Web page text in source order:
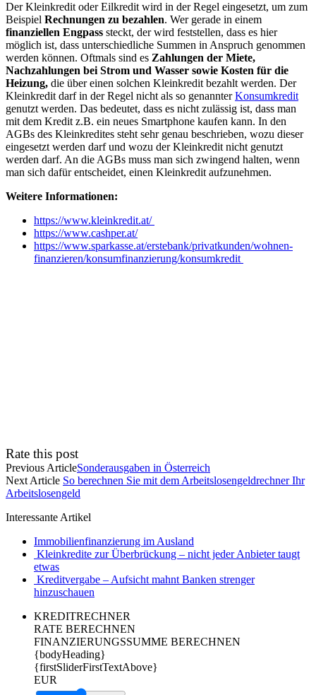
Der Kleinkredit oder Eilkredit wird in der Regel eingesetzt, um zum
Beispiel Rechnungen zu bezahlen. Wer gerade in einem
finanziellen Engpass steckt, der wird feststellen, dass es hier
möglich ist, dass unterschiedliche Summen in Anspruch genommen
werden können. Oftmals sind es Zahlungen der Miete,
Nachzahlungen bei Strom und Wasser sowie Kosten für die
Heizung, die über einen solchen Kleinkredit bezahlt werden. Der
Kleinkredit darf in der Regel nicht als so genannterKonsumkredit
genutzt werden. Das bedeutet, dass es nicht zulässig ist, dass man
mit dem Kredit z.B. ein neues Smartphone kaufen kann. In den
AGBs des Kleinkredites steht sehr genau beschrieben, wozu dieser
eingesetzt werden darf und wozu der Kleinkredit nicht genutzt
werden darf. An die AGBs muss man sich zwingend halten, wenn
man sich dafür entscheidet, einen Kleinkredit aufzunehmen.
Weitere Informationen:
https://www.kleinkredit.at/
https://www.cashper.at/
https://www.sparkasse.at/erstebank/privatkunden/wohnen-
finanzieren/konsumfinanzierung/konsumkredit
Rate this post
Previous ArticleSonderausgaben in Österreich
Next Article So berechnen Sie mit dem Arbeitslosengeldrechner Ihr
Arbeitslosengeld
Interessante Artikel
Immobilienfinanzierung im Ausland
Kleinkredite zur Überbrückung – nicht jeder Anbieter taugt
etwas
Kreditvergabe – Aufsicht mahnt Banken strenger
hinzuschauen
KREDITRECHNER
RATE BERECHNEN
FINANZIERUNGSSUMME BERECHNEN
{bodyHeading}
{firstSliderFirstTextAbove}
EUR